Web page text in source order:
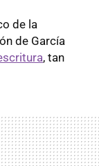
de la
de García
, tan